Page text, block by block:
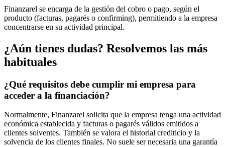
Finanzarel se encarga de la gestión del cobro o pago, según el
producto (facturas, pagarés o confirming), permitiendo a la empresa
concentrarse en su actividad principal.
¿Aún tienes dudas? Resolvemos las más
habituales
¿Qué requisitos debe cumplir mi empresa para
acceder a la financiación?
Normalmente, Finanzarel solicita que la empresa tenga una actividad
económica establecida y facturas o pagarés válidos emitidos a
clientes solventes. También se valora el historial crediticio y la
solvencia de los clientes finales. No suele ser necesaria una garantía